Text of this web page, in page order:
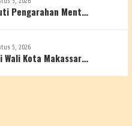
Pengarahan Ment…
5, 2026
Wali Kota Makassar…